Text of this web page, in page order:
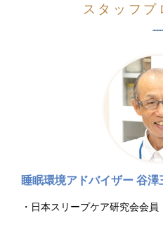
スタッフプ
睡眠環境アドバイザー 谷澤
日本スリープケア研究会会